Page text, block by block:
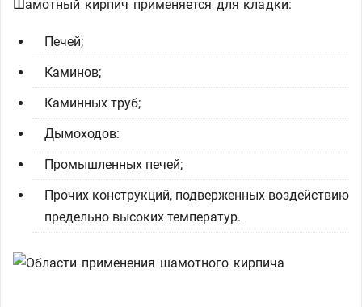
Шамотный кирпич применяется для кладки:
Печей;
Каминов;
Каминных труб;
Дымоходов:
Промышленных печей;
Прочих конструкций, подверженных воздействию
предельно высоких температур.